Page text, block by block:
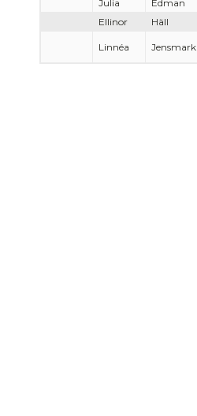
Julia Edman
Ellinor
Häll
Linnéa Jensmark